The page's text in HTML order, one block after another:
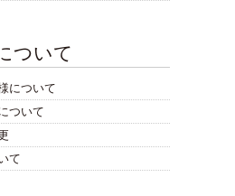
ついて
について
ついて
て